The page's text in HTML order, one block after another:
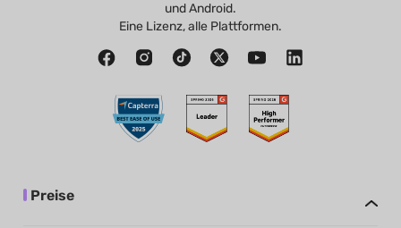
und Android.
Eine Lizenz, alle Plattformen.
Preise